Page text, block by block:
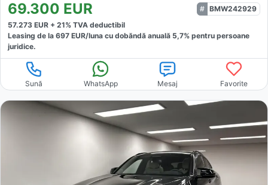
69.300 EUR
BMW242929
57.273 EUR + 21% TVA deductibil
Leasing de la 697 EUR/luna cu dobăndă anuală 5,7% pentru persoane
juridice.
Sună WhatsApp Mesaj Favorite